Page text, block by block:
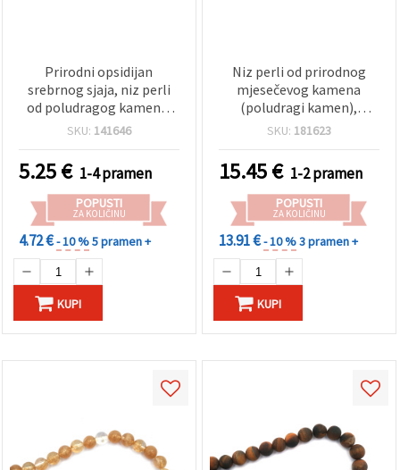
Prirodni opsidijan
srebrnog sjaja, niz perli
od poludragog kamena,
okrugle 4 mm (~102 kom)
SKU: 141646
5.25€ 1-4 pramen
POPUSTI
ZA KOLIČINU
4.72 €- 10 %5 pramen +
KUPI
Niz perli od prirodnog
mjesečevog kamena
(poludragi kamen),
kvaliteta A, okrugle 8
nakita
SKU: 181623
15.45€ 1-2 pramen
POPUSTI
ZA KOLIČINU
13.91 €- 10 %3 pramen +
KUPI